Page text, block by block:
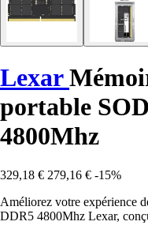
Lexar
portable
4800Mhz
329,18 € 279,16 € -15%
Améliorez votre expérience
DDR5 4800Mhz Lexar,